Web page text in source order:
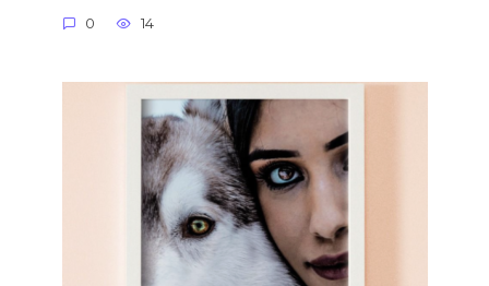
0 14